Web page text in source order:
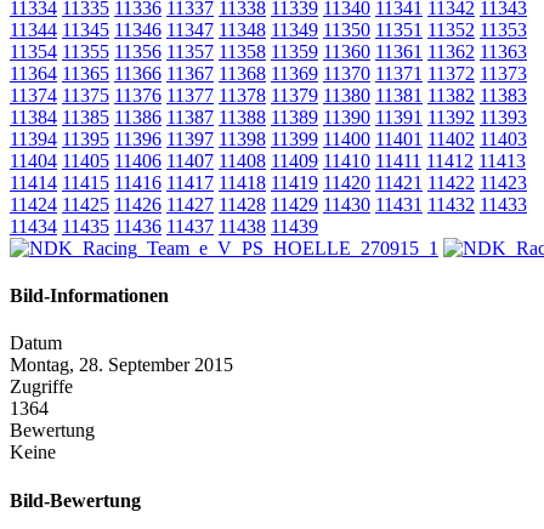
11334 11335 11336 11337 11338 11339 11340 11341 11342 11343
11344 11345 11346 11347 11348 11349 11350 11351 11352 11353
11354 11355 11356 11357 11358 11359 11360 11361 11362 11363
11364 11365 11366 11367 11368 11369 11370 11371 11372 11373
11374 11375 11376 11377 11378 11379 11380 11381 11382 11383
11384 11385 11386 11387 11388 11389 11390 11391 11392 11393
11394 11395 11396 11397 11398 11399 11400 11401 11402 11403
11404 11405 11406 11407 11408 11409 11410 11411 11412 11413
11414 11415 11416 11417 11418 11419 11420 11421 11422 11423
11424 11425 11426 11427 11428 11429 11430 11431 11432 11433
11434 11435 11436 11437 11438 11439
Bild-Informationen
Datum
Montag, 28. September 2015
Zugriffe
1364
Bewertung
Keine
Bild-Bewertung